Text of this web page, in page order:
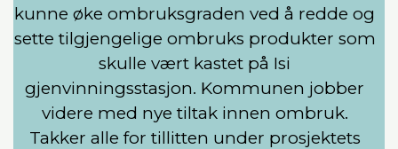
kunne øke ombruksgraden ved å redde og
sette tilgjengelige ombruks produkter som
skulle vært kastet på Isi
gjenvinningsstasjon. Kommunen jobber
videre med nye tiltak innen ombruk.
Takker alle for tillitten under prosjektets